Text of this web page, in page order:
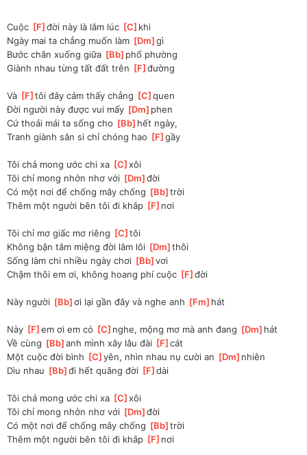
Cuộc [F ]
đời này là lắm lúc [C ]khi
Ngày mai ta chẳng muốn làm [Dm ]
gì
Bước chân xuống giữa [Bb ]phố phường
Giành nhau từng tất đất trên [F ]
đường
Và [F ]tôi đây cảm thấy chẳng [C ]
quen
Đời người này được vui mấy [Dm ]phen
Cứ thoải mái ta sống cho [Bb ]hết ngày,
Tranh giành sân si chỉ chóng hao [F ]
gầy
Tôi chả mong ước chi xa [C ]
xôi
Tôi chỉ mong nhởn nhơ với [Dm ]
đời
Có một nơi để chống mây chống [Bb ]trời
Thêm một người bên tôi đi khắp [F ]nơi
Tôi chỉ mơ giấc mơ riêng [C ]tôi
Không bận tâm miệng đời lắm lôi [Dm ]thôi
Sống làm chi nhiều ngày chơi [Bb ]
vơi
Chậm thôi em ơi, không hoang phí cuộc [F ]
đời
Này người [Bb ]
ơi lại gần đây và nghe anh [Fm ]hát
Này [F ]
em ơi em có [C ]nghe, mộng mơ mà anh đang [Dm ]hát
Về cùng [Bb ]
anh mình xây lâu đài [F ]
cát
Một cuộc đời bình [C ]
yên, nhìn nhau nụ cười an [Dm ]nhiên
Dìu nhau [Bb ]
đi hết quãng đời [F ]
dài
Tôi chả mong ước chi xa [C ]
xôi
Tôi chỉ mong nhởn nhơ với [Dm ]
đời
Có một nơi để chống mây chống [Bb ]trời
Thêm một người bên tôi đi khắp [F ]nơi